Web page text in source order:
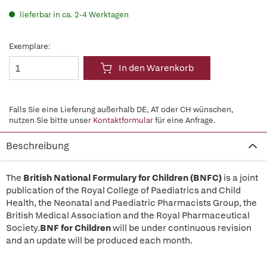
lieferbar in ca. 2-4 Werktagen
Exemplare:
In den Warenkorb
Falls Sie eine Lieferung außerhalb DE, AT oder CH wünschen,
nutzen Sie bitte unser Kontaktformularfür eine Anfrage.
Beschreibung
The British National Formulary for Children (BNFC) is a joint
publication of the Royal College of Paediatrics and Child
Health, the Neonatal and Paediatric Pharmacists Group, the
British Medical Association and the Royal Pharmaceutical
Society.BNF for Childrenwill be under continuous revision
and an update will be produced each month.